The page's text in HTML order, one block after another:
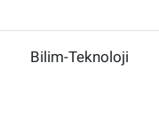
Bilim-Teknoloji